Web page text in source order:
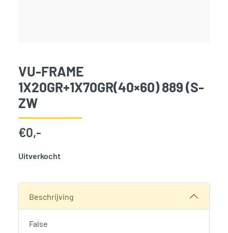
VU-FRAME
1X20GR+1X70GR(40×60) 889 (S-
ZW
€0,-
Uitverkocht
Beschrijving
False